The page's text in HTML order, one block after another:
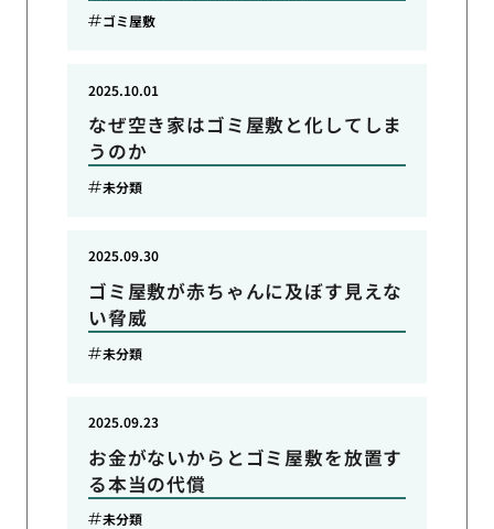
ゴミ屋敷
なぜ空き家はゴミ屋敷と化してしま
うのか
2025.10.01
未分類
ゴミ屋敷が赤ちゃんに及ぼす見えな
い脅威
2025.09.30
未分類
お金がないからとゴミ屋敷を放置す
る本当の代償
2025.09.23
未分類